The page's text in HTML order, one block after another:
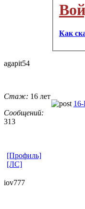
Как
agapit54
Стаж: 16 лет
Сообщений:
313
[Профиль]
[ЛС]
iov777